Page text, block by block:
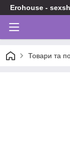
Erohouse -
Товари та